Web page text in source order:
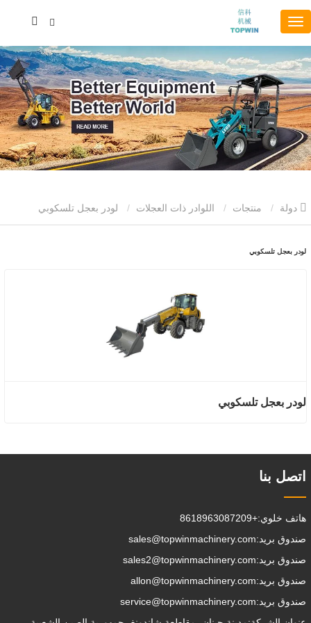
منتجات اللوادر ذات العجلات
لودر بعجل تلسكوبي
لودر بعجل تلسكوبي
اتصل بنا
هاتف خلوي:+8618963087209
صندوق بريد:sales@topwinmachinery.com
صندوق بريد:sales2@topwinmachinery.com
صندوق بريد:allon@topwinmachinery.com
صندوق بريد:service@topwinmachinery.com